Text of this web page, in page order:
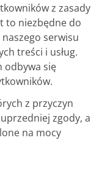
z zasady
to niezbędne do
serwisu
treści i usług.
odbywa się
z przyczyn
zgody, a
na mocy